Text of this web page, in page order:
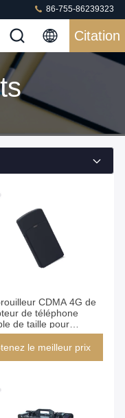
86-755-86239323
Citation
CDMA 4G de
de téléphone
de taille pour
le satellite de GPS
le cheminement
le meilleur prix